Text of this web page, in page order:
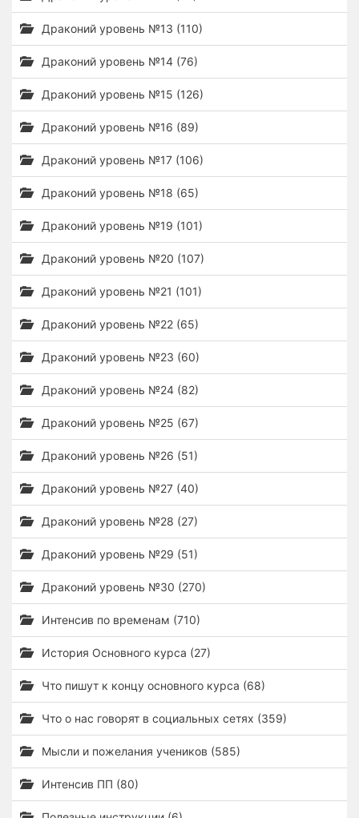
Драконий уровень №13 (110)
Драконий уровень №14 (76)
Драконий уровень №15 (126)
Драконий уровень №16 (89)
Драконий уровень №17 (106)
Драконий уровень №18 (65)
Драконий уровень №19 (101)
Драконий уровень №20 (107)
Драконий уровень №21 (101)
Драконий уровень №22 (65)
Драконий уровень №23 (60)
Драконий уровень №24 (82)
Драконий уровень №25 (67)
Драконий уровень №26 (51)
Драконий уровень №27 (40)
Драконий уровень №28 (27)
Драконий уровень №29 (51)
Драконий уровень №30 (270)
Интенсив по временам (710)
История Основного курса (27)
Что пишут к концу основного курса (68)
Что о нас говорят в социальных сетях (359)
Мысли и пожелания учеников (585)
Интенсив ПП (80)